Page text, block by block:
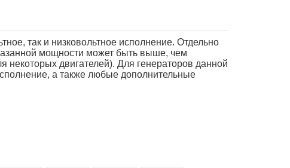
так и низковольтное исполнение. Отдельно
мощности может быть выше, чем
некоторых двигателей). Для генераторов данной
а также любые дополнительные